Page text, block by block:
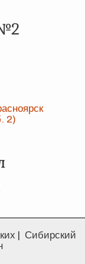
2)
| Сибирский